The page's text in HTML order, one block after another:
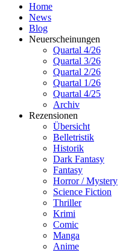
Home
News
Blog
Neuerscheinungen
Quartal 4/26
Quartal 3/26
Quartal 2/26
Quartal 1/26
Quartal 4/25
Archiv
Rezensionen
Übersicht
Belletristik
Historik
Dark Fantasy
Fantasy
Horror / Mystery
Science Fiction
Thriller
Krimi
Comic
Manga
Anime